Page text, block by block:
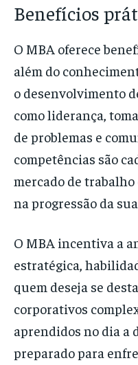
Benefícios
O MBA oferece
além do
o desenvolvimento
como liderança,
de problemas e
competências são
mercado de
na progressão da
O MBA incentiva a
estratégica,
quem deseja se
corporativos
aprendidos no dia a
preparado para